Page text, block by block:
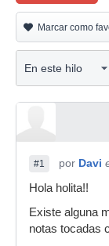
Marcar como
#1 por Davi
Hola holita!!
Existe alguna
notas tocadas